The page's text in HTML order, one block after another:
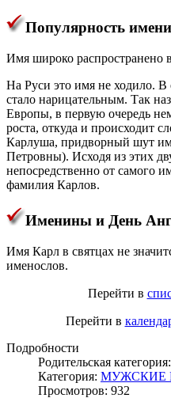
Популярность
Имя широко распространено
На Руси это имя не ходило. В
стало нарицательным. Так
Европы, в первую очередь
роста, откуда и происходит
Карлуша, придворный шут
Петровны). Исходя из этих
непосредственно от самого
фамилия Карлов.
Именины и День
Имя Карл в святцах не
именослов.
Перейти в
Перейти в
Подробности
Родительская категория:
Категория: МУЖСКИЕ
Просмотров: 932